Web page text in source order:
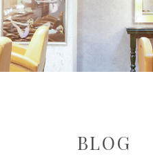
BLOG